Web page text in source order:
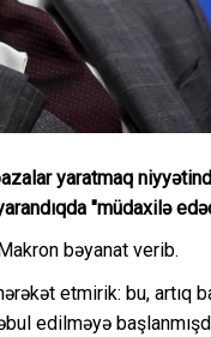
yaratmaq
"müdaxilə
bəyanat verib.
etmirik: bu, artıq
edilməyə